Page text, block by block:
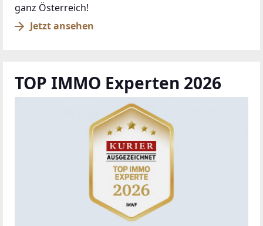
ganz Österreich!
Jetzt ansehen
TOP IMMO Experten 2026